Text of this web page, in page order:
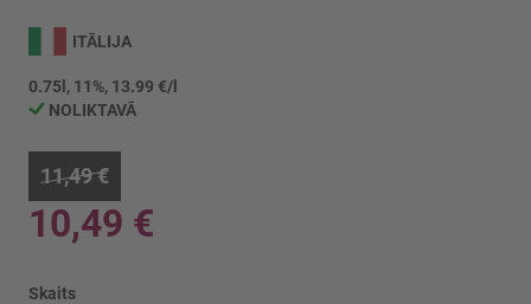
galerijas
sākumu
ITĀLIJA
0.75l, 11%, 13.99 €/l
NOLIKTAVĀ
11,49 €
10,49 €
Skaits